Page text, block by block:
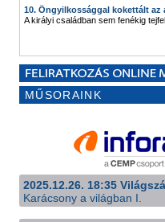
10. Öngyilkossággal kokettált az
A királyi családban sem fenékig
MŰSORAINK
2025.12.26. 18:35
Karácsony a világban I.